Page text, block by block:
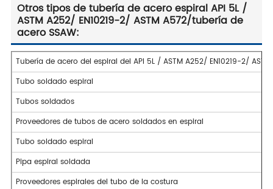
Otros tipos de tubería de acero espiral API 5L /
ASTM A252/ EN10219-2/ ASTM A572/tubería de
acero SSAW:
Tubería de acero del espiral del API 5L / ASTM A252/ EN10219-2/
Tubo soldado espiral
Tubos soldados
Proveedores de tubos de acero soldados en espiral
Tubo soldado espiral
Pipa espiral soldada
Proveedores espirales del tubo de la costura